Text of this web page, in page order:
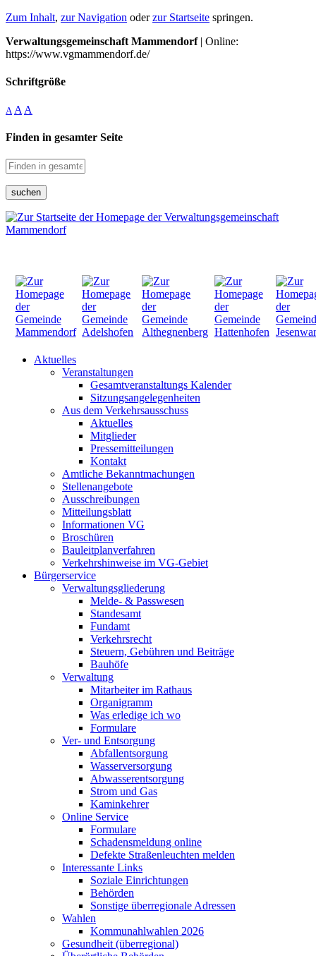
Zum Inhalt, zur Navigation oderzur Startseite springen.
Verwaltungsgemeinschaft Mammendorf| Online:
https://www.vgmammendorf.de/
Schriftgröße
A A A
Finden in gesamter Seite
suchen
Aktuelles
Veranstaltungen
Gesamtveranstaltungs Kalender
Sitzungsangelegenheiten
Aus dem Verkehrsausschuss
Aktuelles
Mitglieder
Pressemitteilungen
Kontakt
Amtliche Bekanntmachungen
Stellenangebote
Ausschreibungen
Mitteilungsblatt
Informationen VG
Broschüren
Bauleitplanverfahren
Verkehrshinweise im VG-Gebiet
Bürgerservice
Verwaltungsgliederung
Melde- & Passwesen
Standesamt
Fundamt
Verkehrsrecht
Steuern, Gebühren und Beiträge
Bauhöfe
Verwaltung
Mitarbeiter im Rathaus
Organigramm
Was erledige ich wo
Formulare
Ver- und Entsorgung
Abfallentsorgung
Wasserversorgung
Abwasserentsorgung
Strom und Gas
Kaminkehrer
Online Service
Formulare
Schadensmeldung online
Defekte Straßenleuchten melden
Interessante Links
Soziale Einrichtungen
Behörden
Sonstige überregionale Adressen
Wahlen
Kommunahlwahlen 2026
Gesundheit (überregional)